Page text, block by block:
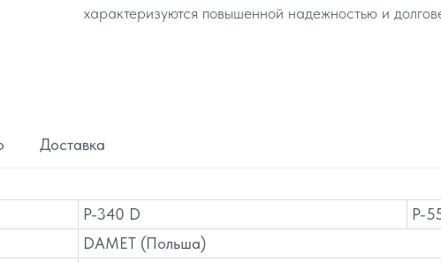
характеризуются повышенной надежностью и
Доставка
P-340 D
P-
DAMET (Польша)